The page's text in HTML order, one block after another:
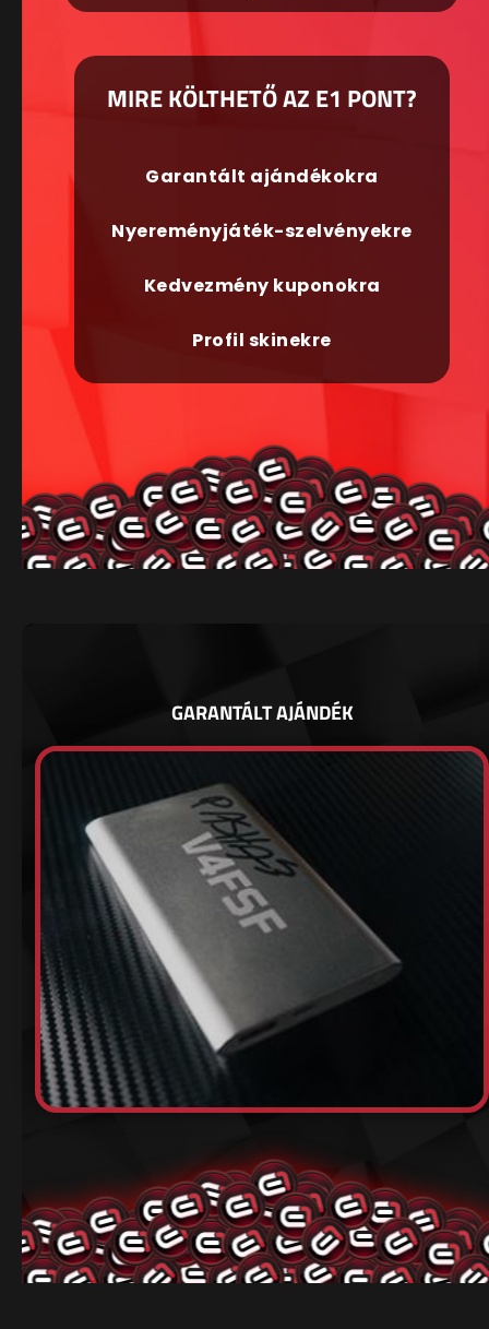
MIRE KÖLTHETŐ AZ E1 PONT?
Garantált ajándékokra
Nyereményjáték-szelvényekre
Kedvezmény kuponokra
Profil skinekre
GARANTÁLT AJÁNDÉK